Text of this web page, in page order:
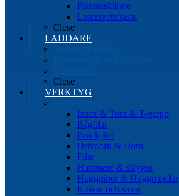
Plasmaskärare
Lasersvetsfräsar
Close
LADDARE
Close
VERKTYG
Insex & Torx & T-grepp
Bågfilar
Bräckjärn
Drivdorn & Dorn
Filar
Hammare & släggor
Huggpipor & Huggmejslar
Knivar och saxar